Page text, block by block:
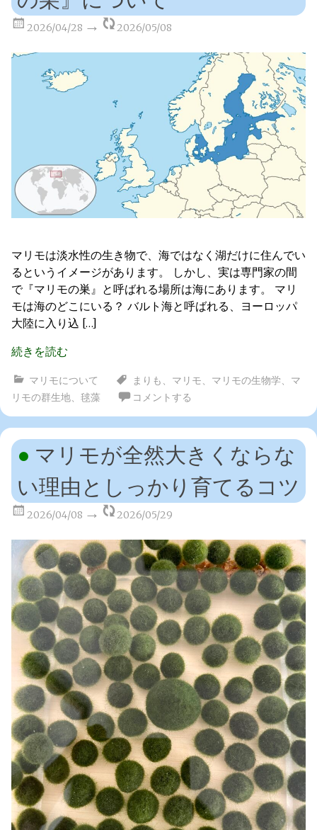
2026/04/28 2026/05/08
マリモは淡水性の生き物で、海ではなく湖だけに住んでい
るというイメージがあります。 しかし、実は専門家の間
で『マリモの巣』と呼ばれる場所は海にあります。 マリ
モは海のどこにいる？ バルト海と呼ばれる、ヨーロッパ
大陸に入り込 […]
続きを読む
マリモについて まりも 、 マリモ、 マリモの生物学、 マ
リモの群生地、 毬藻 コメントする
マリモが全然大きくならな
い理由としっかり育てるコツ
2026/04/08 2026/05/29